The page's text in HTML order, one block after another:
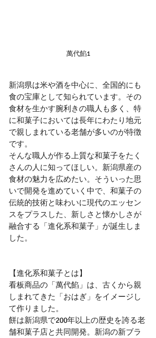
萬代餡1
新潟県は米や酒を中心に、全国的にも
食の宝庫として知られています。その
食材を生かす腕利きの職人も多く、特
に和菓子においては長年にわたり地元
で親しまれている老舗が多いのが特徴
です。
そんな職人が作る上質な和菓子をたく
さんの人に知ってほしい。新潟県産の
食材の魅力を広めたい。そういった思
いで開発を進めていく中で、和菓子の
伝統的技術と味わいに現代のエッセン
スをプラスした、新しさと懐かしさが
融合する「進化系和菓子」が誕生しま
した。
【進化系和菓子とは】
看板商品の「萬代餡」は、古くから親
しまれてきた「おはぎ」をイメージし
て作りました。
餅は新潟県で200年以上の歴史を誇る老
舗和菓子店と共同開発。新潟の新ブラ